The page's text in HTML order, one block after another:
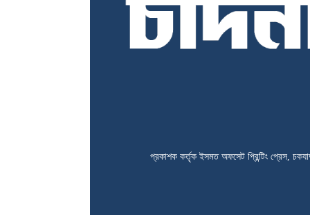
প্রকাশক কর্তৃক ইসমত অফসেট প্রিন্টিং প্রেস,